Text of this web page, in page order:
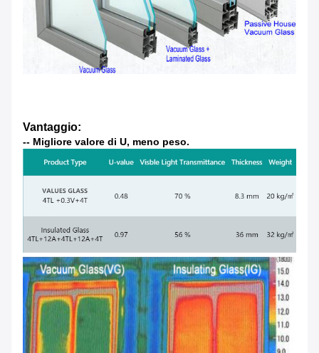
Vantaggio:
-- Migliore valore di U, meno peso.